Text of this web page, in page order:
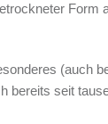
Form
(auch
bereits seit